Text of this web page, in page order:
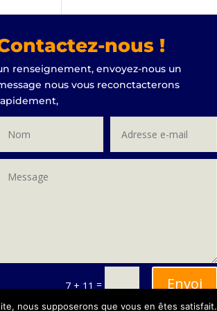
nous !
renseignement, envoyez-nous un
nous vous reconctacterons
7 + 11 = Envoi
nous supposerons que vous en êtes satisfait.